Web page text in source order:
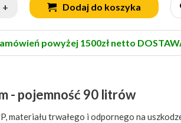
+ Dodaj do koszyka
powyżej 1500zł netto
- pojemność 90 litrów
trwałego i odpornego na